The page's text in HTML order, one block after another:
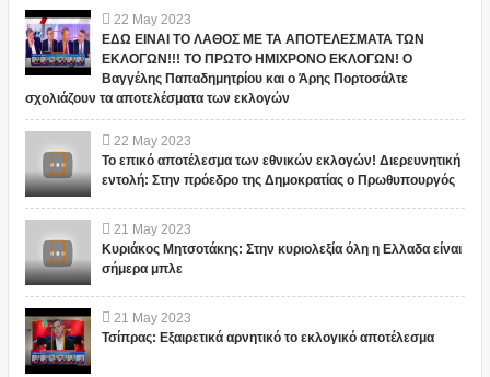
22 May 2023
ΕΔΩ ΕΙΝΑΙ ΤΟ ΛΑΘΟΣ ΜΕ ΤΑ ΑΠΟΤΕΛΕΣΜΑΤΑ ΤΩΝ
ΕΚΛΟΓΩΝ!!! ΤΟ ΠΡΩΤΟ ΗΜΙΧΡΟΝΟ ΕΚΛΟΓΩΝ! Ο
Βαγγέλης Παπαδημητρίου και ο Άρης Πορτοσάλτε
σχολιάζουν τα αποτελέσματα των εκλογών
22 May 2023
Το επικό αποτέλεσμα των εθνικών εκλογών! Διερευνητική
εντολή: Στην πρόεδρο της Δημοκρατίας ο Πρωθυπουργός
21 May 2023
Κυριάκος Μητσοτάκης: Στην κυριολεξία όλη η Ελλαδα είναι
σήμερα μπλε
21 May 2023
Τσίπρας: Εξαιρετικά αρνητικό το εκλογικό αποτέλεσμα